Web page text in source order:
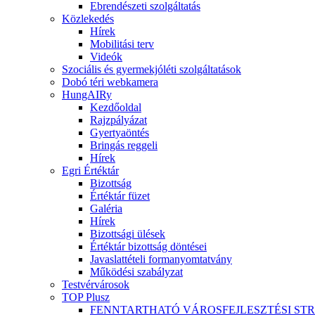
Ebrendészeti szolgáltatás
Közlekedés
Hírek
Mobilitási terv
Videók
Szociális és gyermekjóléti szolgáltatások
Dobó téri webkamera
HungAIRy
Kezdőoldal
Rajzpályázat
Gyertyaöntés
Bringás reggeli
Hírek
Egri Értéktár
Bizottság
Értéktár füzet
Galéria
Hírek
Bizottsági ülések
Értéktár bizottság döntései
Javaslattételi formanyomtatvány
Működési szabályzat
Testvérvárosok
TOP Plusz
FENNTARTHATÓ VÁROSFEJLESZTÉSI